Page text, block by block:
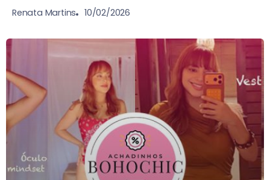
Renata Martins 10/02/2026